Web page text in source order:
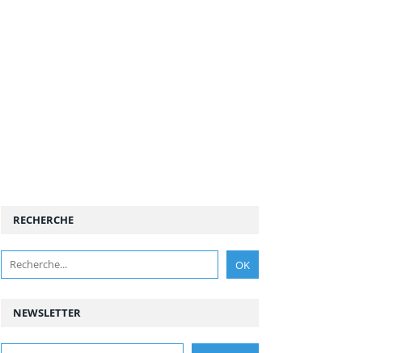
NEWSLETTER
RECHERCHE